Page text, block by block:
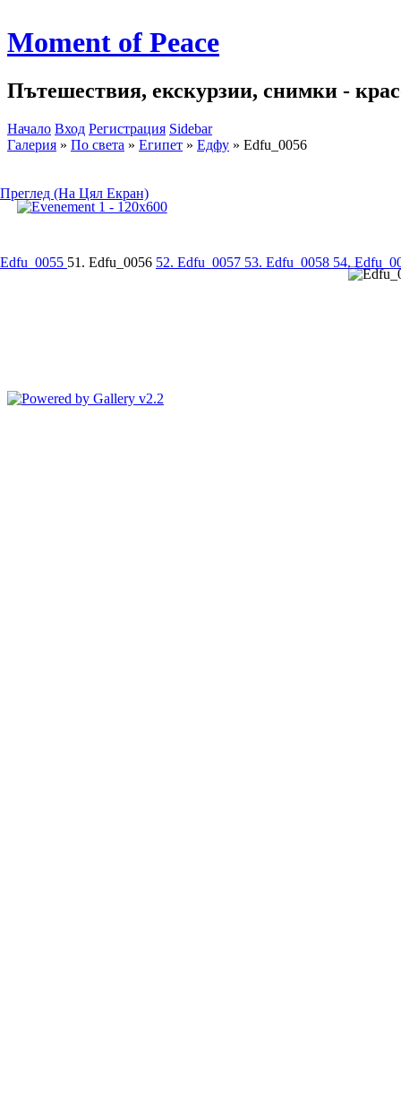
Moment of Peace
Пътешествия, екскурзии, снимки -
Начало Вход Регистрация Sidebar
Галерия » По света » Египет » Едфу » Edfu_0056
Преглед (На Цял Екран)
51. Edfu_0056 52. Edfu_0057 53. Edfu_0058 54.